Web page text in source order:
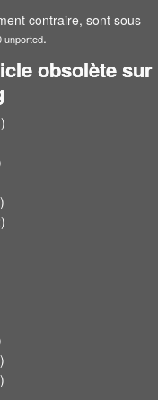
contraire, sont sous
unported.
obsolète sur